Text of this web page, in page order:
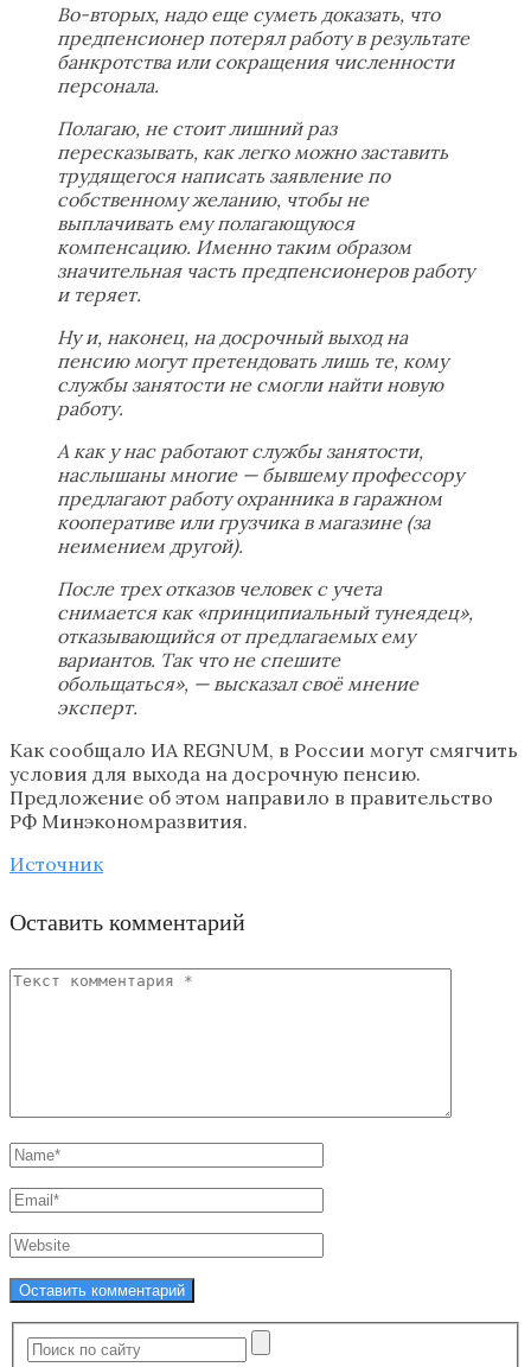
Во-вторых, надо еще суметь доказать, что
предпенсионер потерял работу в результате
банкротства или сокращения численности
персонала.
Полагаю, не стоит лишний раз
пересказывать, как легко можно заставить
трудящегося написать заявление по
собственному желанию, чтобы не
выплачивать ему полагающуюся
компенсацию. Именно таким образом
значительная часть предпенсионеров работу
и теряет.
Ну и, наконец, на досрочный выход на
пенсию могут претендовать лишь те, кому
службы занятости не смогли найти новую
работу.
А как у нас работают службы занятости,
наслышаны многие — бывшему профессору
предлагают работу охранника в гаражном
кооперативе или грузчика в магазине (за
неимением другой).
После трех отказов человек с учета
снимается как «принципиальный тунеядец»,
отказывающийся от предлагаемых ему
вариантов. Так что не спешите
обольщаться», — высказал своё мнение
эксперт.
Как сообщало ИА REGNUM, в России могут смягчить
условия для выхода на досрочную пенсию.
Предложение об этом направило в правительство
РФ Минэкономразвития.
Источник
Оставить комментарий